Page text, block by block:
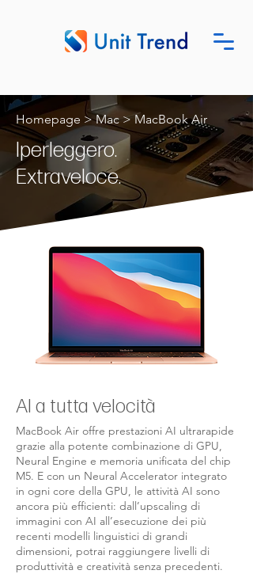
Homepage >Mac > MacBook Air
Iperleggero.
Extraveloce.
AI a tutta velocità
MacBook Air offre prestazioni AI ultrarapide
grazie alla potente combinazione di GPU,
Neural Engine e memoria unificata del chip
M5. E con un Neural Accelerator integrato
in ogni core della GPU, le attività AI sono
ancora più efficienti: dall’upscaling di
immagini con AI all’esecuzione dei più
recenti modelli linguistici di grandi
dimensioni, potrai raggiungere livelli di
produttività e creatività senza precedenti.